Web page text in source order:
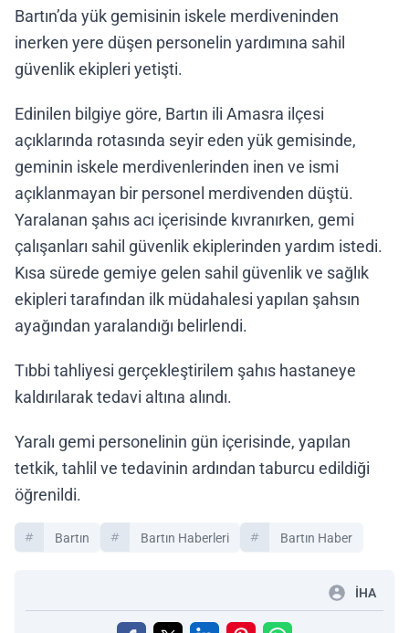
Bartın’da yük gemisinin iskele merdiveninden
inerken yere düşen personelin yardımına sahil
güvenlik ekipleri yetişti.
Edinilen bilgiye göre, Bartın ili Amasra ilçesi
açıklarında rotasında seyir eden yük gemisinde,
geminin iskele merdivenlerinden inen ve ismi
açıklanmayan bir personel merdivenden düştü.
Yaralanan şahıs acı içerisinde kıvranırken, gemi
çalışanları sahil güvenlik ekiplerinden yardım istedi.
Kısa sürede gemiye gelen sahil güvenlik ve sağlık
ekipleri tarafından ilk müdahalesi yapılan şahsın
ayağından yaralandığı belirlendi.
Tıbbi tahliyesi gerçekleştirilem şahıs hastaneye
kaldırılarak tedavi altına alındı.
Yaralı gemi personelinin gün içerisinde, yapılan
tetkik, tahlil ve tedavinin ardından taburcu edildiği
öğrenildi.
Bartın Bartın Haberleri Bartın Haber
İHA